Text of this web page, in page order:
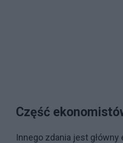
Część
Innego zdania jest główny